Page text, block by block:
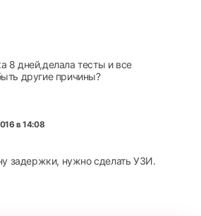
8 дней,делала тесты и все
другие причины?
в 14:08
задержки, нужно сделать УЗИ.